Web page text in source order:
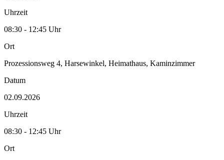
Uhrzeit
08:30 - 12:45 Uhr
Ort
Prozessionsweg 4, Harsewinkel, Heimathaus, Kaminzimmer
Datum
02.09.2026
Uhrzeit
08:30 - 12:45 Uhr
Ort